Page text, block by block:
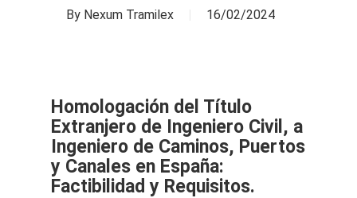
By Nexum Tramilex 16/02/2024
Homologación del Título
Extranjero de Ingeniero Civil, a
Ingeniero de Caminos, Puertos
y Canales en España:
Factibilidad y Requisitos.